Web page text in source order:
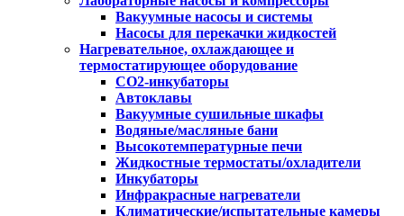
Вакуумные насосы и системы
Насосы для перекачки жидкостей
Нагревательное, охлаждающее и
термостатирующее оборудование
CO2-инкубаторы
Автоклавы
Вакуумные сушильные шкафы
Водяные/масляные бани
Высокотемпературные печи
Жидкостные термостаты/охладители
Инкубаторы
Инфракрасные нагреватели
Климатические/испытательные камеры